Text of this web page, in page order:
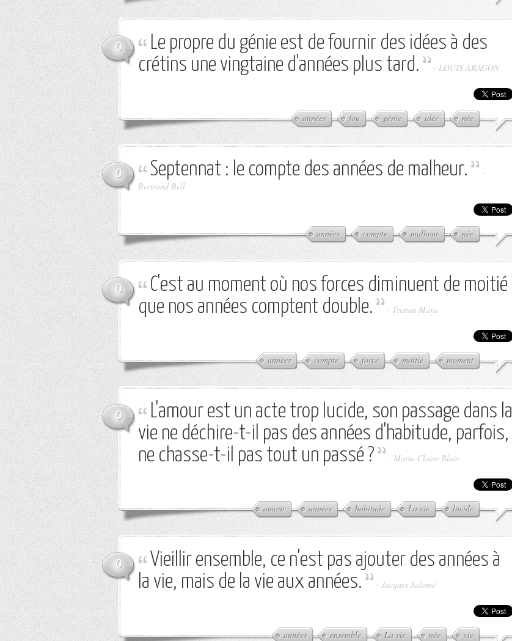
0
Le propre du génie est de fournir des idées à des
crétins une vingtaine d'années plus tard.
- LOUIS ARAGON
années fou génie idée née
0 Septennat : le compte des années de malheur.
-
Bertrand Bell
années compte malheur née
0
C'est au moment où nos forces diminuent de moitié
que nos années comptent double.
- Tristan Maya
années compte force moitié moment
0
L'amour est un acte trop lucide, son passage dans la
vie ne déchire-t-il pas des années d'habitude, parfois,
ne chasse-t-il pas tout un passé ?
- Marie-Claire Blais
amour années habitude La vie lucide
0
Vieillir ensemble, ce n'est pas ajouter des années à
la vie, mais de la vie aux années.
- Jacques Salomé
années ensemble La vie née vie